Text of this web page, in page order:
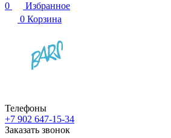
0
Избранное
0 Корзина
Телефоны
+7 902 647-15-34
Заказать звонок